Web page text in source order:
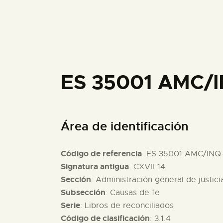
ES 35001
Área de identificación
Código de referencia: ES 35001 AMC/
Signatura antigua: CXVII-14
Sección: Administración general de
Subsección: Causas de fe
Serie: Libros de reconciliados
Código de clasificación: 3.1.4